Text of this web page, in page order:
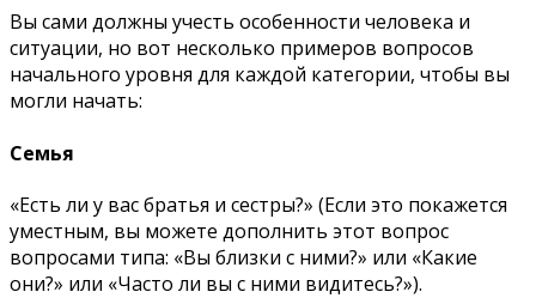
Вы сами должны учесть особенности человека и
ситуации, но вот несколько примеров вопросов
начального уровня для каждой категории, чтобы вы
могли начать:
Семья
«Есть ли у вас братья и сестры?» (Если это покажется
уместным, вы можете дополнить этот вопрос
вопросами типа: «Вы близки с ними?» или «Какие
они?» или «Часто ли вы с ними видитесь?»).